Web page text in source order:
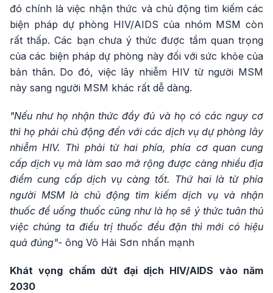
đó chính là việc nhận thức và chủ động tìm kiếm các
biện pháp dự phòng HIV/AIDS của nhóm MSM còn
rất thấp. Các bạn chưa ý thức được tầm quan trọng
của các biện pháp dự phòng này đối với sức khỏe của
bản thân. Do đó, việc lây nhiễm HIV từ người MSM
này sang người MSM khác rất dễ dàng.
"Nếu như họ nhận thức đầy đủ và họ có các nguy cơ
thì họ phải chủ động đến với các dịch vụ dự phòng lây
nhiễm HIV. Thì phải từ hai phía, phía cơ quan cung
cấp dịch vụ mà làm sao mở rộng được càng nhiều địa
điểm cung cấp dịch vụ càng tốt. Thứ hai là từ phía
người MSM là chủ động tìm kiếm dịch vụ và nhận
thuốc để uống thuốc cũng như là họ sẽ ý thức tuân thủ
việc chúng ta điều trị thuốc đều đặn thì mới có hiệu
quả đúng"- ông Võ Hải Sơn nhấn mạnh
Khát vọng chấm dứt đại dịch HIV/AIDS vào năm
2030